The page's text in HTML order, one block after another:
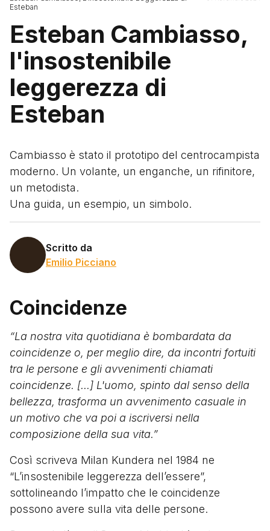
Esteban
Esteban Cambiasso,
l'insostenibile
leggerezza di
Esteban
Cambiasso è stato il prototipo del centrocampista
moderno. Un volante, un enganche, un rifinitore,
un metodista.
Una guida, un esempio, un simbolo.
Scritto da
Emilio Picciano
Coincidenze
“La nostra vita quotidiana è bombardata da
coincidenze o, per meglio dire, da incontri fortuiti
tra le persone e gli avvenimenti chiamati
coincidenze. [...] L'uomo, spinto dal senso della
bellezza, trasforma un avvenimento casuale in
un motivo che va poi a iscriversi nella
composizione della sua vita.”
Così scriveva Milan Kundera nel 1984 ne
“L’insostenibile leggerezza dell’essere”,
sottolineando l’impatto che le coincidenze
possono avere sulla vita delle persone.